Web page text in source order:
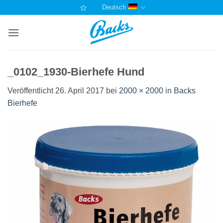
springen
Deutsch
_0102_1930-Bierhefe Hund
Veröffentlicht 26. April 2017 bei 2000 × 2000 in Backs
Bierhefe